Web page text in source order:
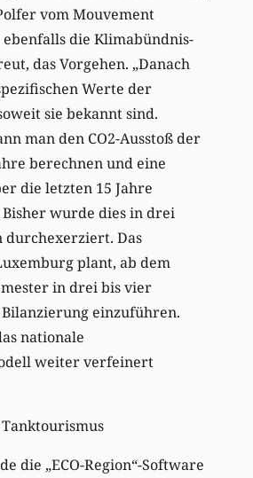
vom Mouvement
die Klimabündnis-
das Vorgehen. „Danach
Werte der
sie bekannt sind.
man den CO2-Ausstoß der
berechnen und eine
die letzten 15 Jahre
Bisher wurde dies in drei
durchexerziert. Das
plant, ab dem
in drei bis vier
einzuführen.
nationale
weiter verfeinert
die „ECO-Region“-Software